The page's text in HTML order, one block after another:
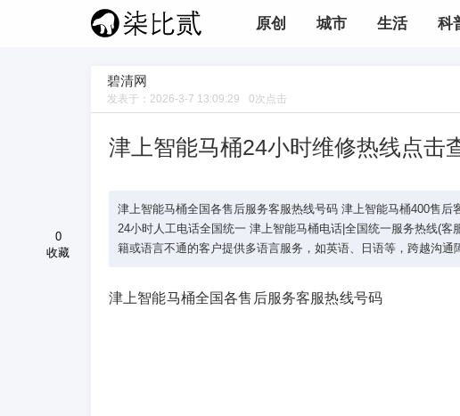
原创 城市 生活 科
碧清网
发表于： 2026-3-7 13:09:29 0次点击
津上智能马桶24小时维修热线点击
津上智能马桶全国各售后服务客服热线号码 津上智能马桶400售
24小时人工电话全国统一 津上智能马桶电话|全国统一服务热线(
籍或语言不通的客户提供多语言服务，如英语、日语等，跨越沟通
津上智能马桶全国各售后服务客服热线号码
0
收藏